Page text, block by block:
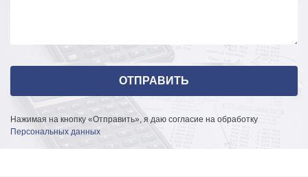
Нажимая на кнопку «Отправить», я даю согласие на обработку
Персональных данных